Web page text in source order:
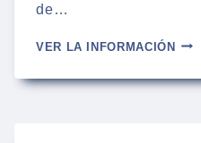
de…
VER LA INFORMACIÓN
AL